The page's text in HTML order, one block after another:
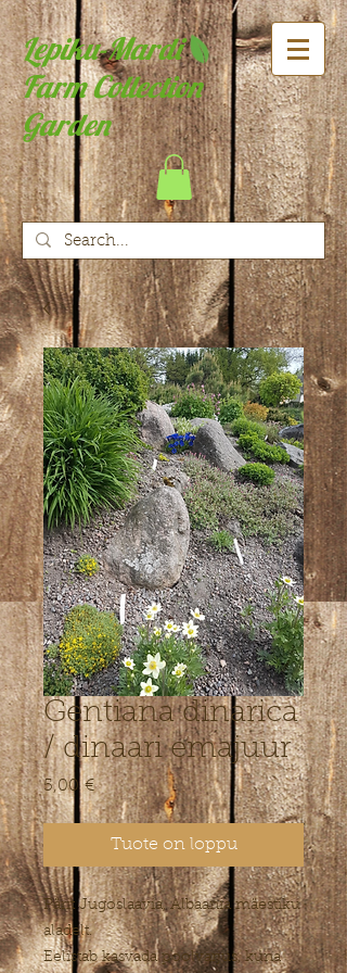
Lepiku-Mardi
Farm Collection
Garden
Gentiana dinarica
/ dinaari emajuur
5,00 €Hinta
Tuote on loppu
Pärit Jugoslaavia, Albaania mäestiku
aladelt.
Eelistab kasvada poolvarjus, kuna